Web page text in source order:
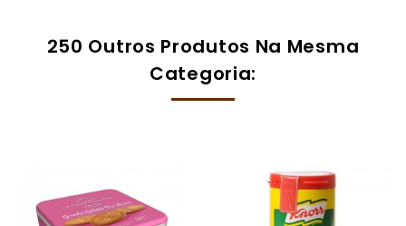
250 Outros Produtos Na Mesma
Categoria: